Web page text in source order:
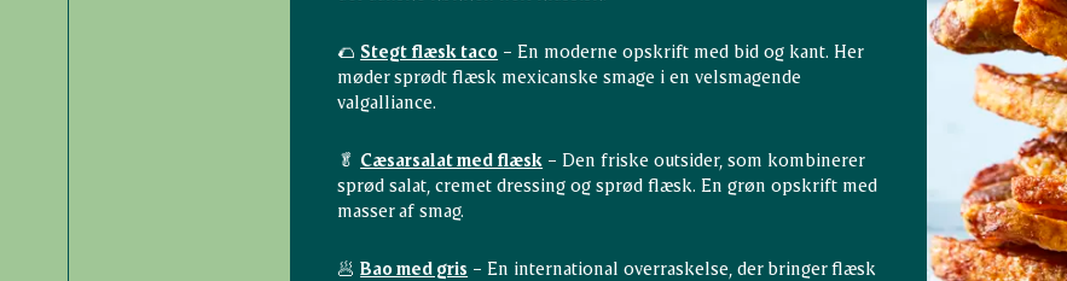
🌮 Stegt flæsk taco – En moderne opskrift med bid og kant. Her
møder sprødt flæsk mexicanske smage i en velsmagende
valgalliance.
🥬 Cæsarsalat med flæsk – Den friske outsider, som kombinerer
sprød salat, cremet dressing og sprød flæsk. En grøn opskrift med
masser af smag.
🥟Bao med gris – En international overraskelse, der bringer flæsk